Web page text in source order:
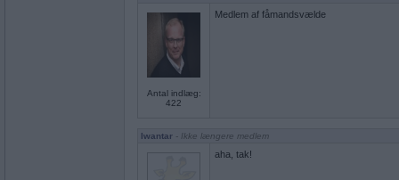
Antal indlæg:
422
Medlem af fåmandsvælde
Iwantar - Ikke længere medlem
aha, tak!